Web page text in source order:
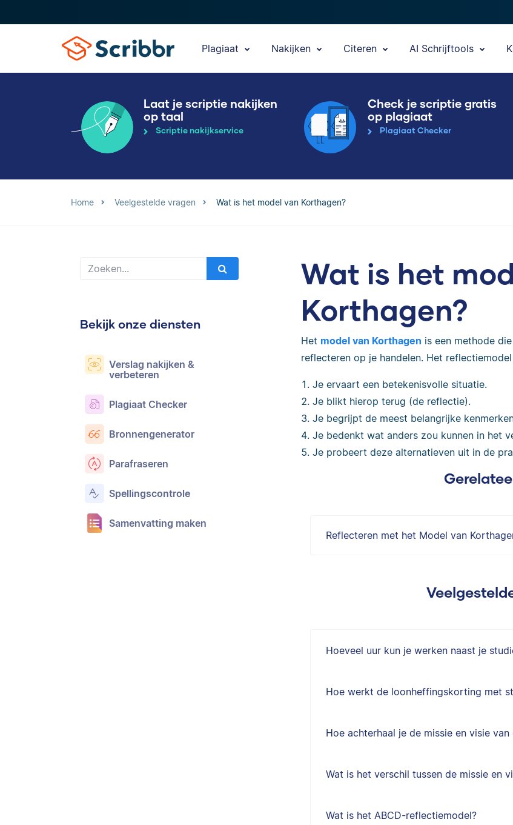
Plagiaat Nakijken Citeren AI Schrijftools
Laat je scriptie nakijken
op taal
Scriptie nakijkservice
Check je scriptie gratis
op plagiaat
Plagiaat Checker
Home Veelgestelde vragen Wat is het model van Korthagen?
Bekijk onze diensten
Verslag nakijken &
verbeteren
Plagiaat Checker
Bronnengenerator
Parafraseren
Spellingscontrole
Samenvatting maken
Wat is het
Korthagen?
Het model van Korthagen is een methode
reflecteren op je handelen. Het
Je ervaart een betekenisvolle situatie.
Je blikt hierop terug (de reflectie).
Je begrijpt de meest belangrijke
Je bedenkt wat anders zou kunnen in het
Je probeert deze alternatieven uit in de
Reflecteren met het Model van
Hoeveel uur kun je werken naast je
Hoe werkt de loonheffingskorting met
Hoe achterhaal je de missie en visie
Wat is het verschil tussen de missie en
Wat is het ABCD-reflectiemodel?